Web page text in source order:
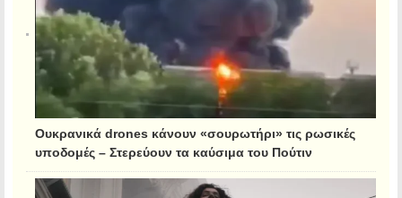
Ουκρανικά drones κάνουν «σουρωτήρι» τις ρωσικές
υποδομές – Στερεύουν τα καύσιμα του Πούτιν